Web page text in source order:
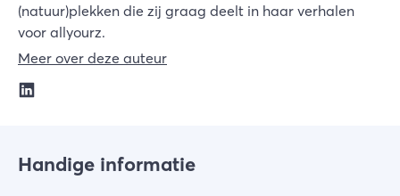
(natuur)plekken die zij graag deelt in haar verhalen
voor allyourz.
Meer over deze auteur
Handige informatie